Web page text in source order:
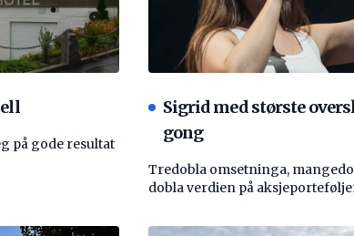
på gode resultat
Sigrid med største
gong
Tredobla omsetninga,
dobla verdien på